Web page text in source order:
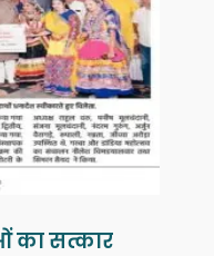
का सत्कार